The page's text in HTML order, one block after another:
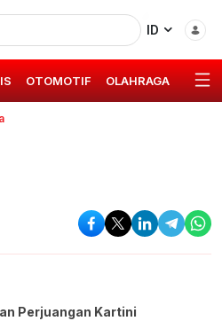
ID
OTOMOTIF OLAHRAGA GAYA
Perjuangan Kartini